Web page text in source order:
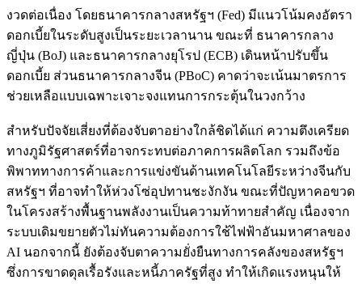
งวดต่อเนื่อง โดยธนาคารกลางสหรัฐฯ (Fed) มีแนวโน้มคงอัตรา
ดอกเบี้ยในระดับสูงเป็นระยะเวลานาน ขณะที่ ธนาคารกลาง
ญี่ปุ่น (BoJ) และธนาคารกลางยุโรป (ECB) เดินหน้าปรับขึ้น
ดอกเบี้ย ส่วนธนาคารกลางจีน (PBoC) คาดว่าจะเน้นมาตรการ
ช่วยเหลือแบบเฉพาะเจาะจงแทนการกระตุ้นในวงกว้าง
สำหรับปัจจัยเสี่ยงที่ต้องจับตาอย่างใกล้ชิดได้แก่ ความตึงเครียด
ทางภูมิรัฐศาสตร์ที่อาจกระทบต่อภาคการผลิตโลก รวมถึงข้อ
พิพาททางการค้าและการแข่งขันด้านเทคโนโลยีระหว่างจีนกับ
สหรัฐฯ ที่อาจทำให้ห่วงโซ่อุปทานชะงักงัน ขณะที่ปัญหาคอขวด
ในโครงสร้างพื้นฐานพลังงานเป็นความท้าทายสำคัญ เนื่องจาก
ระบบเดิมขยายตัวไม่ทันความต้องการใช้ไฟฟ้าอันมหาศาลของ
AI นอกจากนี้ ยังต้องจับตาความยั่งยืนทางการคลังของสหรัฐฯ
ซึ่งการขาดดุลเรื้อรังและหนี้ภาครัฐที่สูง ทำให้เกิดแรงหนุนให้